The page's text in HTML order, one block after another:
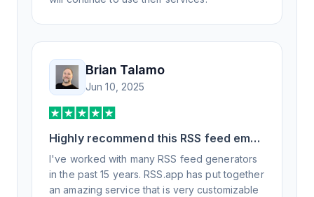
Brian Talamo
Jun 10, 2025
Highly recommend this RSS feed email
/ widget generator service.
I've worked with many RSS feed generators
in the past 15 years. RSS.app has put together
an amazing service that is very customizable